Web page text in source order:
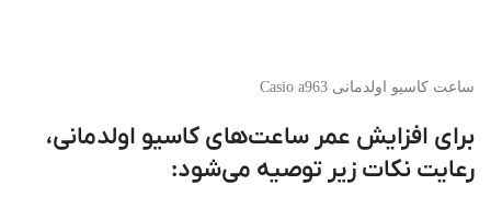
ساعت کاسیو اولدمانی Casio a963
برای افزایش عمر ساعت‌های کاسیو اولدمانی،
رعایت نکات زیر توصیه می‌شود: